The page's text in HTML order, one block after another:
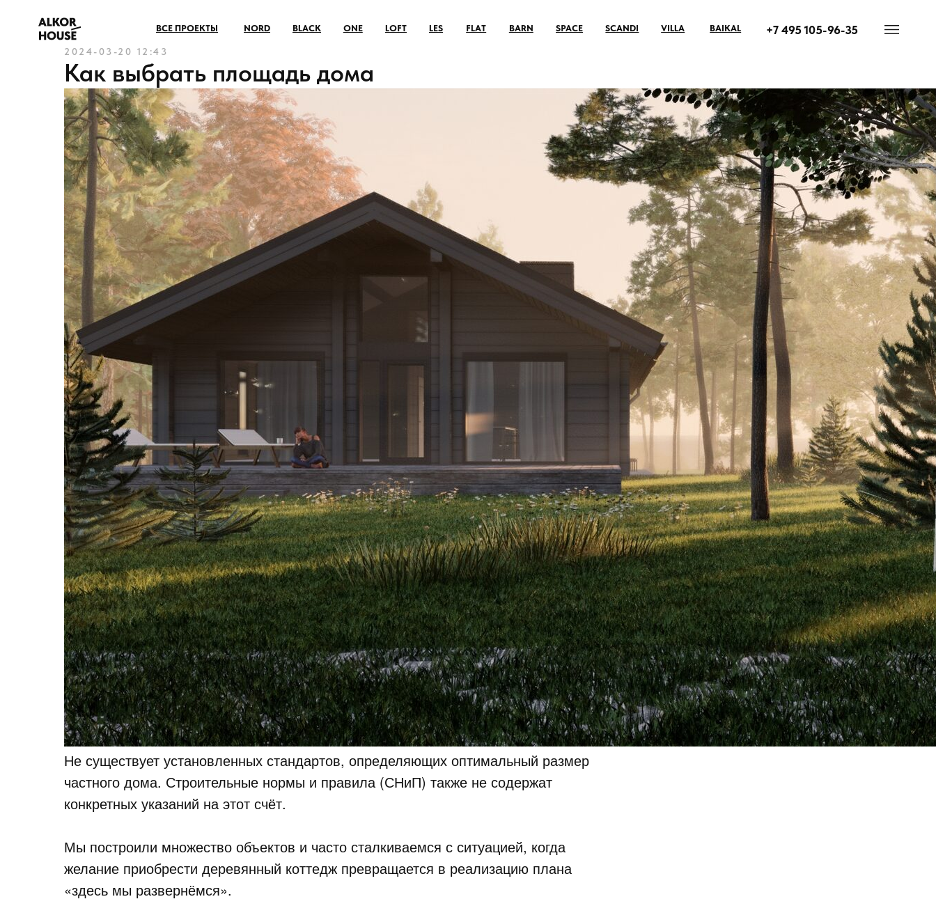
2024-03-20 12:43
Как выбрать площадь дома
Не существует установленных стандартов, определяющих оптимальный размер
частного дома. Строительные нормы и правила (СНиП) также не содержат
конкретных указаний на этот счёт.
Мы построили множество объектов и часто сталкиваемся с ситуацией, когда
желание приобрести деревянный коттедж превращается в реализацию плана
«здесь мы развернёмся».